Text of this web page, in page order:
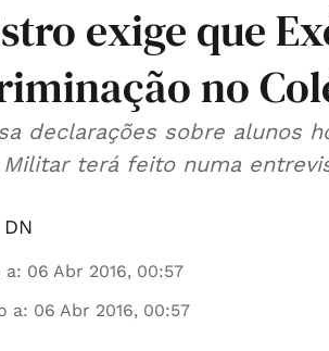
exige que
no
declarações sobre alunos
Militar terá feito numa
a: 06 Abr 2016, 00:57
a: 06 Abr 2016, 00:57